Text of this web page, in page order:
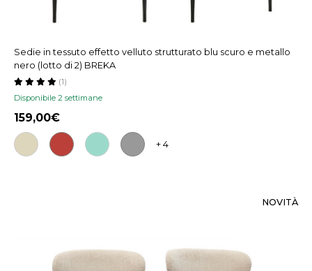
Sedie in tessuto effetto velluto strutturato blu scuro e metallo
nero (lotto di 2) BREKA
Disponibile 2 settimane
(1)
159,00
+ 4
NOVITÀ